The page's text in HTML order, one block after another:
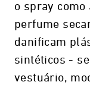
o spray como
perfume
danificam
sintéticos -
vestuário,